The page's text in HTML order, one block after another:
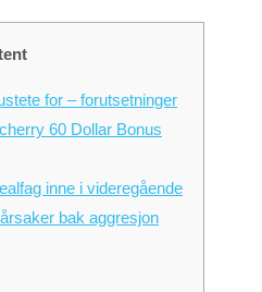
for – forutsetninger
60 Dollar Bonus
inne i videregående
bak aggresjon